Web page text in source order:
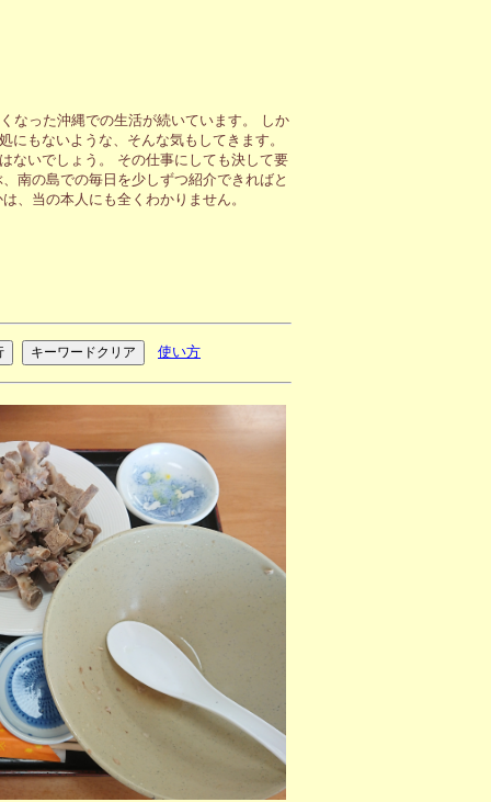
なった沖縄での生活が続いています。 しか
もないような、そんな気もしてきます。
ないでしょう。 その仕事にしても決して要
南の島での毎日を少しずつ紹介できればと
、当の本人にも全くわかりません。
使い方